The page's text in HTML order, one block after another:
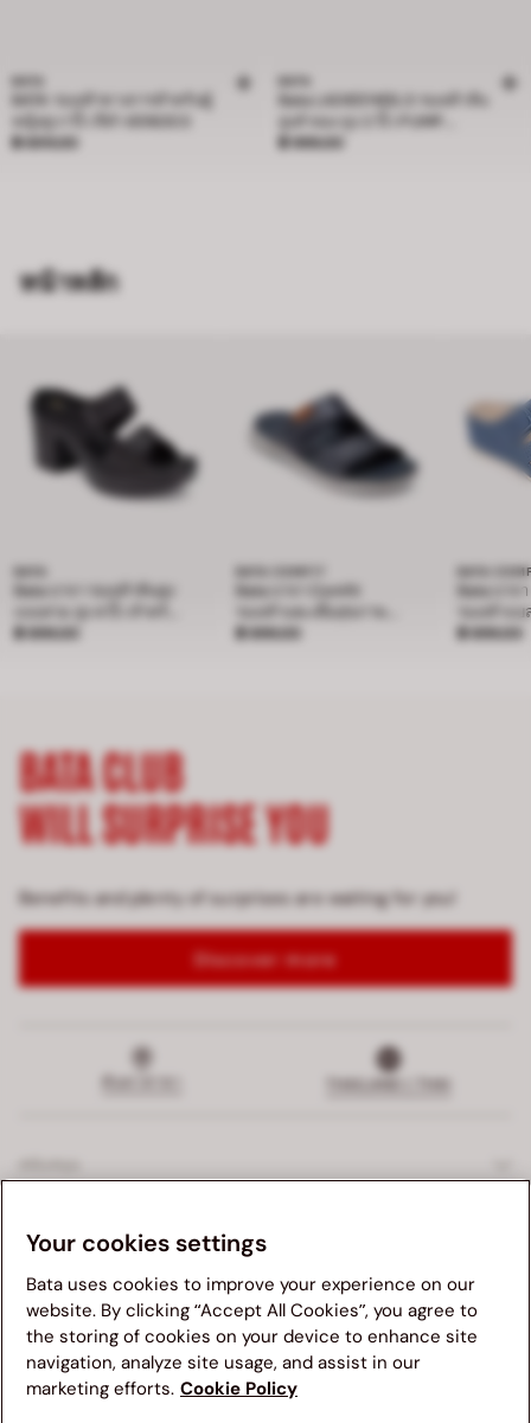
BATA รองเท้าทางการสำหรับผู้
หญิงสูง 1 นิ้ว สีดำ 6516303
ราคา ฿ 699.00
฿ 699.00
Bata LADIES'HEELS รองเท้าส้น
สูงลำลอง สูง 2 นิ้ว PUMP
CONTEMP แบบสวม หัวแหลม
ราคา ฿ 999.00
฿ 999.00
หน้าหลัก
Bata บาจา รองเท้าส้นสูง
แบบสวม สูง 4 นิ้ว สำหรับผู้
หญิง รุ่น BELLE
ราคา ฿ 899.00
฿ 899.00
Bata บาจา Comfit
รองเท้าแตะเพื่อสุขภาพ
แบบสวม สำหรับผู้ชาย รุ่น
ราคา ฿ 899.00
฿ 899.00
BATA
Bata บาจ
รองเท้าแ
เทคโนโล
ราคา ฿
฿ 899.00
เราขอแนะนำให้คุณเยี่ยมชมเว็บไซต์บาจา ในประเทศของคุณ เพื่อ
สัมผัสประสบการณ์ที่ดีเยี่ยมในการเลือกซื้อสินค้า โปรดทราบว่า
BATA CLUB
WILL SURPRISE YOU
Benefits and plenty of surprises are waiting for you!
Discover more
ค้นหาสาขา THAILAND | THAI
บริษัท
กฎหมาย
Your cookies settings
Bata uses cookies to improve your experience on our
website. By clicking “Accept All Cookies”, you agree to
the storing of cookies on your device to enhance site
navigation, analyze site usage, and assist in our
marketing efforts. Cookie Policy